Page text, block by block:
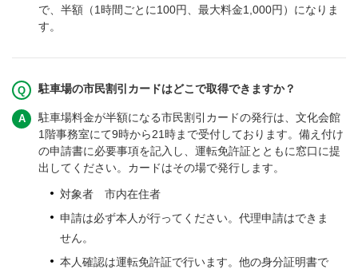
で、半額（1時間ごとに100円、最大料金1,000円）になりま
す。
駐車場の市民割引カードはどこで取得できますか？
駐車場料金が半額になる市民割引カードの発行は、文化会館
1階事務室にて9時から21時まで受付しております。備え付け
の申請書に必要事項を記入し、運転免許証とともに窓口に提
出してください。カードはその場で発行します。
対象者 市内在住者
申請は必ず本人が行ってください。代理申請はできま
せん。
本人確認は運転免許証で行います。他の身分証明書で